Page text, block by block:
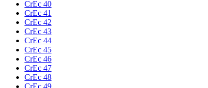
CrEc 40
CrEc 41
CrEc 42
CrEc 43
CrEc 44
CrEc 45
CrEc 46
CrEc 47
CrEc 48
CrEc 49